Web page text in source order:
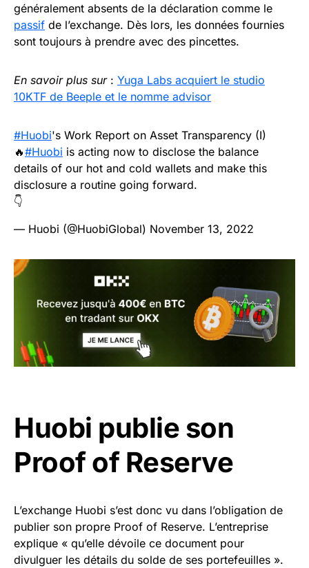
généralement absents de la déclaration comme le
passif de l’exchange. Dès lors, les données fournies
sont toujours à prendre avec des pincettes.
En savoir plus sur : Yuga Labs acquiert le studio
10KTF de Beeple et le nomme advisor
#Huobi's Work Report on Asset Transparency (I)
🔥#Huobi is acting now to disclose the balance
details of our hot and cold wallets and make this
disclosure a routine going forward.
👇
— Huobi (@HuobiGlobal) November 13, 2022
Huobi publie son
Proof of Reserve
L’exchange Huobi s’est donc vu dans l’obligation de
publier son propre Proof of Reserve. L’entreprise
explique « qu’elle dévoile ce document pour
divulguer les détails du solde de ses portefeuilles ».